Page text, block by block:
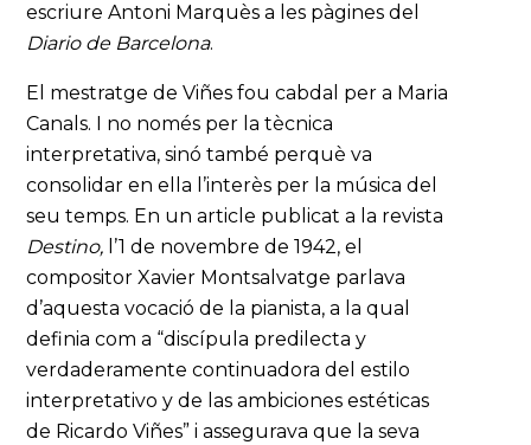
escriure Antoni Marquès a les pàgines del
Diario de Barcelona.
El mestratge de Viñes fou cabdal per a Maria
Canals. I no només per la tècnica
interpretativa, sinó també perquè va
consolidar en ella l’interès per la música del
seu temps. En un article publicat a la revista
Destino, l’1 de novembre de 1942, el
compositor Xavier Montsalvatge parlava
d’aquesta vocació de la pianista, a la qual
definia com a “discípula predilecta y
verdaderamente continuadora del estilo
interpretativo y de las ambiciones estéticas
de Ricardo Viñes” i assegurava que la seva